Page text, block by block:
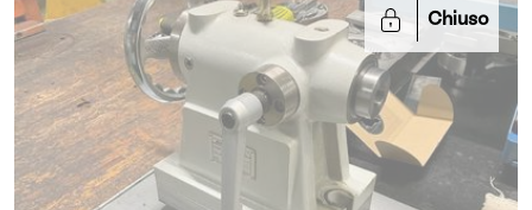
Chiuso